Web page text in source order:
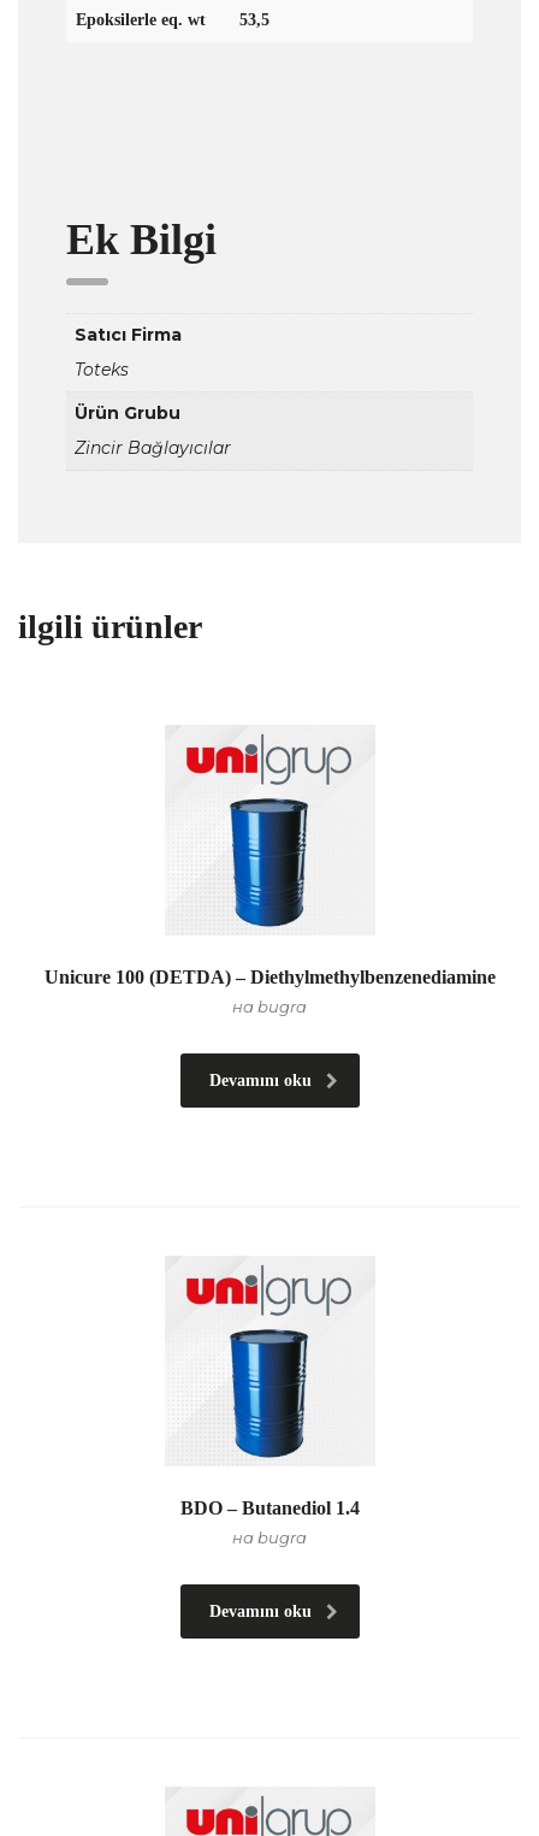
Epoksilerle eq. wt 53,5
Ek Bilgi
Satıcı Firma
Toteks
Ürün Grubu
Zincir Bağlayıcılar
ilgili ürünler
Unicure 100 (DETDA) – Diethylmethylbenzenediamine
на bugra
Devamını oku
BDO – Butanediol 1.4
на bugra
Devamını oku